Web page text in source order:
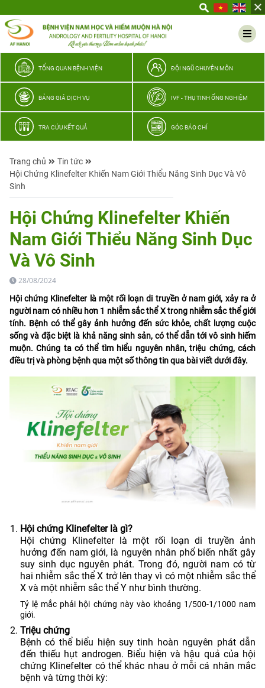
thương
TỔNG QUAN BỆNH VIỆN ĐỘI NGŨ CHUYÊN MÔN
BẢNG GIÁ DỊCH VỤ IVF - THỤ TINH ỐNG NGHIỆM
TRA CỨU KẾT QUẢ GÓC BÁO CHÍ
Trang chủ
Tin tức
Hội Chứng Klinefelter Khiến Nam Giới Thiểu Năng Sinh Dục Và Vô
Sinh
Hội Chứng Klinefelter Khiến
Nam Giới Thiểu Năng Sinh Dục
Và Vô Sinh
28/08/2024
Hội chứng Klinefelter là một rối loạn di truyền ở nam giới, xảy ra ở
người nam có nhiều hơn 1 nhiễm sắc thể X trong nhiễm sắc thể giới
tính. Bệnh có thể gây ảnh hưởng đến sức khỏe, chất lượng cuộc
sống và đặc biệt là khả năng sinh sản, có thể dẫn tới vô sinh hiếm
muộn. Chúng ta có thể tìm hiểu nguyên nhân, triệu chứng, cách
điều trị và phòng bệnh qua một số thông tin qua bài viết dưới đây.
Hội chứng Klinefelter là gì?
Hội chứng Klinefelter là một rối loạn di truyền ảnh
hưởng đến nam giới, là nguyên nhân phổ biến nhất gây
suy sinh dục nguyên phát. Trong đó, người nam có từ
hai nhiễm sắc thể X trở lên thay vì có một nhiễm sắc thể
X và một nhiễm sắc thể Y như bình thường.
Tỷ lệ mắc phải hội chứng này vào khoảng 1/500-1/1000 nam
giới.
Triệu chứng
Bệnh có thể biểu hiện suy tinh hoàn nguyên phát dẫn
đến thiếu hụt androgen. Biểu hiện và hậu quả của hội
chứng Klinefelter có thể khác nhau ở mỗi cá nhân mắc
bệnh và từng thời kỳ: